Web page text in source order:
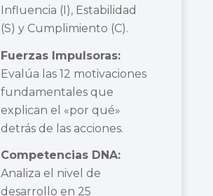
Influencia (I), Estabilidad
(S) y Cumplimiento (C).
Fuerzas Impulsoras:
Evalúa las 12 motivaciones
fundamentales que
explican el «por qué»
detrás de las acciones.
Competencias DNA:
Analiza el nivel de
desarrollo en 25